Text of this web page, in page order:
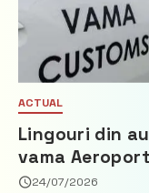
ACTUAL
Lingouri din
vama Aeroport
24/07/2026